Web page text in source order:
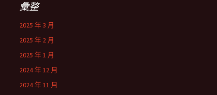
彙整
2025 年 3 月
2025 年 2 月
2025 年 1 月
2024 年 12 月
2024 年 11 月